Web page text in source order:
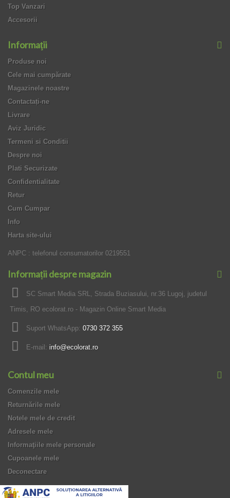
Top Vanzari
Accesorii
Informaţii
Produse noi
Cele mai cumpărate
Magazinele noastre
Contactați-ne
Livrare
Aviz Juridic
Termeni si Conditii
Despre noi
Plati Securizate
Confidentialitate
Retur
Cum Cumpar
Info
Harta site-ului
ANPC : telefonul consumatorilor 0219551
Informații despre magazin
SC Smart Media SRL, Strada Buziasului, nr.36 Lugoj, judetul
Timis, RO ecolorat.ro - Magazin Online Smart Media
Suport WhatsApp: 0730 372 355
E-mail: info@ecolorat.ro
Contul meu
Comenzile mele
Returnările mele
Notele mele de credit
Adresele mele
Informaţiile mele personale
Cupoanele mele
Deconectare